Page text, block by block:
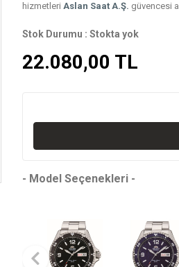
hizmetleri Aslan Saat A.Ş. güvencesi
Stok Durumu : Stokta yok
22.080,00 TL
- Model Seçenekleri -